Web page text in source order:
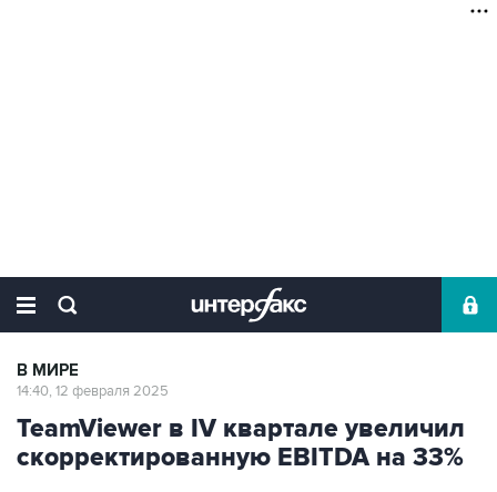
В МИРЕ
14:40, 12 февраля 2025
TeamViewer в IV квартале увеличил
скорректированную EBITDA на 33%